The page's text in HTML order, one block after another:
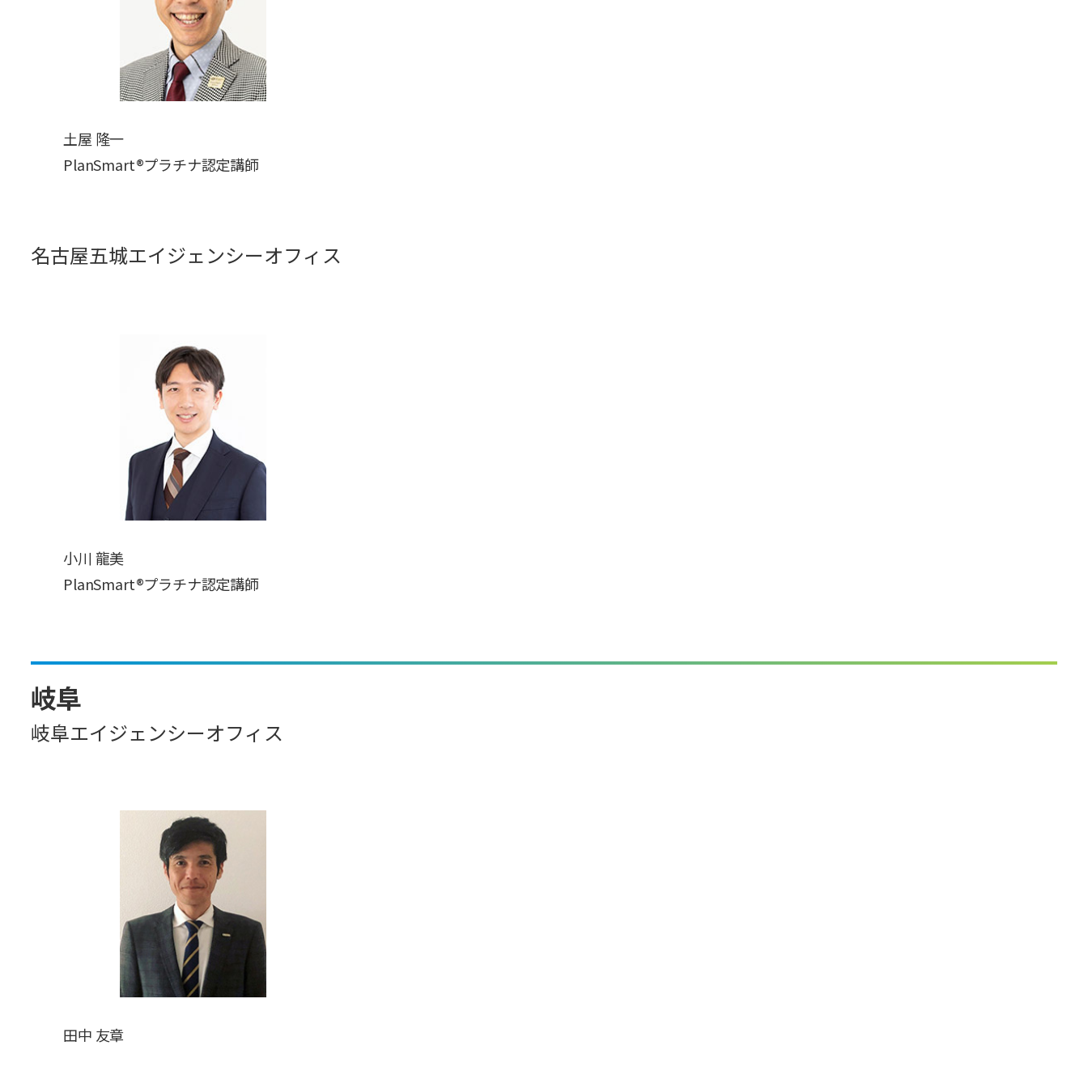
土屋 隆一
PlanSmart®プラチナ認定講師
名古屋五城エイジェンシーオフィス
小川 龍美
PlanSmart®プラチナ認定講師
岐阜
岐阜エイジェンシーオフィス
田中 友章